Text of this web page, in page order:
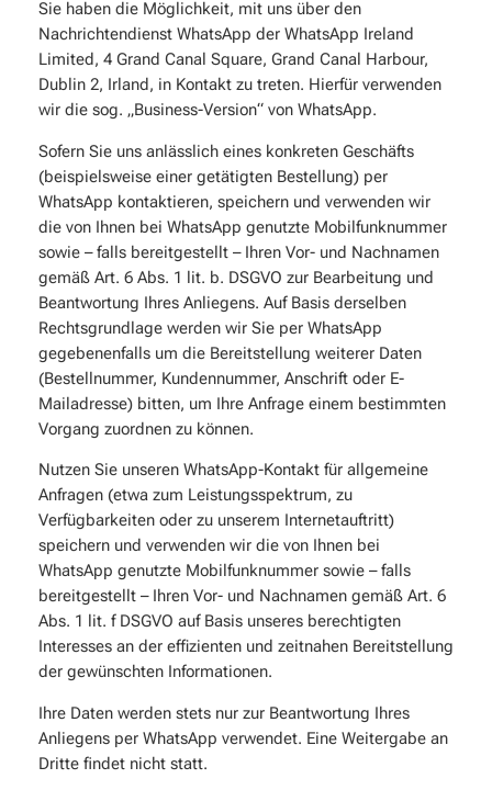
Sie haben die Möglichkeit, mit uns über den
Nachrichtendienst WhatsApp der WhatsApp Ireland
Limited, 4 Grand Canal Square, Grand Canal Harbour,
Dublin 2, Irland, in Kontakt zu treten. Hierfür verwenden
wir die sog. „Business-Version“ von WhatsApp.
Sofern Sie uns anlässlich eines konkreten Geschäfts
(beispielsweise einer getätigten Bestellung) per
WhatsApp kontaktieren, speichern und verwenden wir
die von Ihnen bei WhatsApp genutzte Mobilfunknummer
sowie – falls bereitgestellt – Ihren Vor- und Nachnamen
gemäß Art. 6 Abs. 1 lit. b. DSGVO zur Bearbeitung und
Beantwortung Ihres Anliegens. Auf Basis derselben
Rechtsgrundlage werden wir Sie per WhatsApp
gegebenenfalls um die Bereitstellung weiterer Daten
(Bestellnummer, Kundennummer, Anschrift oder E-
Mailadresse) bitten, um Ihre Anfrage einem bestimmten
Vorgang zuordnen zu können.
Nutzen Sie unseren WhatsApp-Kontakt für allgemeine
Anfragen (etwa zum Leistungsspektrum, zu
Verfügbarkeiten oder zu unserem Internetauftritt)
speichern und verwenden wir die von Ihnen bei
WhatsApp genutzte Mobilfunknummer sowie – falls
bereitgestellt – Ihren Vor- und Nachnamen gemäß Art. 6
Abs. 1 lit. f DSGVO auf Basis unseres berechtigten
Interesses an der effizienten und zeitnahen Bereitstellung
der gewünschten Informationen.
Ihre Daten werden stets nur zur Beantwortung Ihres
Anliegens per WhatsApp verwendet. Eine Weitergabe an
Dritte findet nicht statt.